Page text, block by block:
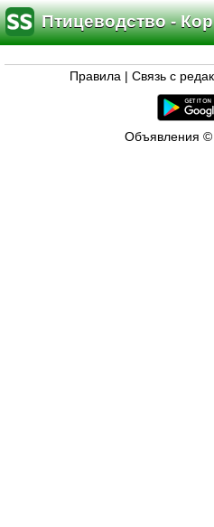
Птицеводство -
Правила Связь с
Объявления ©